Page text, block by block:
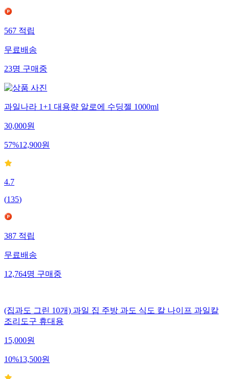
567적립
무료배송
23명구매중
과일나라 1+1 대용량 알로에 수딩젤 1000ml
30,000원
57%12,900원
4.7
(135)
387적립
무료배송
12,764명구매중
(집과도 그린 10개) 과일 집 주방 과도 식도 칼 나이프 과일칼
조리도구 휴대용
15,000원
10%13,500원